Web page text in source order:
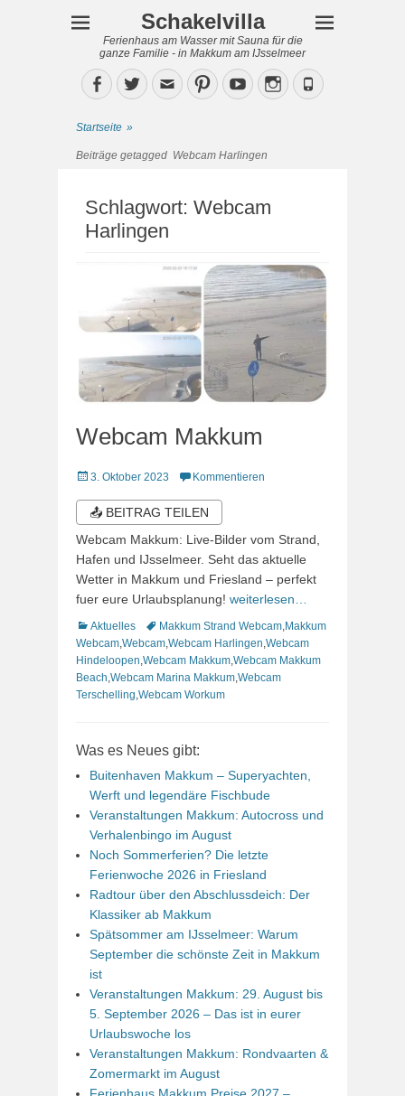
Schakelvilla
Ferienhaus am Wasser mit Sauna für die
ganze Familie - in Makkum am IJsselmeer
Facebook
TwitterEmailPinterestYouTubeInstagram
Phone
Startseite »
Beiträge getagged Webcam Harlingen
Schlagwort: Webcam
Harlingen
Webcam Makkum
Veröffentlicht
3. Oktober 2023 Kommentieren
📤 BEITRAG TEILEN
Webcam Makkum: Live-Bilder vom Strand,
Hafen und IJsselmeer. Seht das aktuelle
Wetter in Makkum und Friesland – perfekt
fuer eure Urlaubsplanung! weiterlesen…
Kategorien
Aktuelles Schlagworte
Makkum Strand Webcam Makkum
Webcam Webcam Webcam Harlingen Webcam
Hindeloopen Webcam Makkum Webcam Makkum
Beach Webcam Marina Makkum Webcam
Terschelling Webcam Workum
Was es Neues gibt:
Buitenhaven Makkum – Superyachten,
Werft und legendäre Fischbude
Veranstaltungen Makkum: Autocross und
Verhalenbingo im August
Noch Sommerferien? Die letzte
Ferienwoche 2026 in Friesland
Radtour über den Abschlussdeich: Der
Klassiker ab Makkum
Spätsommer am IJsselmeer: Warum
September die schönste Zeit in Makkum
ist
Veranstaltungen Makkum: 29. August bis
5. September 2026 – Das ist in eurer
Urlaubswoche los
Veranstaltungen Makkum: Rondvaarten &
Zomermarkt im August
Ferienhaus Makkum Preise 2027 –